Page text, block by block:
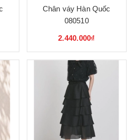
Chân váy Hàn Quốc
080510
2.440.000₫